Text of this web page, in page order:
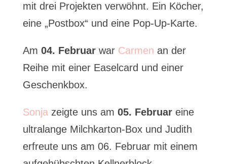
mit drei Projekten verwöhnt. Ein Köcher,
eine „Postbox“ und eine Pop-Up-Karte.
Am 04. Februarwar Carmen an der
Reihe mit einer Easelcard und einer
Geschenkbox.
Sonja zeigte uns am 05. Februareine
ultralange Milchkarton-Box und Judith
erfreute uns am 06. Februar mit einem